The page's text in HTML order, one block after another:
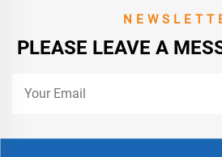
PLEASE LEAVE A